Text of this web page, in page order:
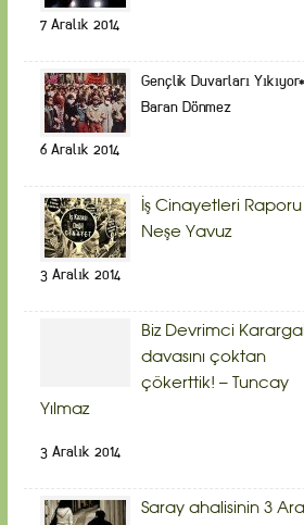
7 Aralık 2014
Gençlik Duvarları
Baran Dönmez
6 Aralık 2014
İş Cinayetleri Raporu
Neşe Yavuz
3 Aralık 2014
Biz Devrimci
davasını çoktan
çökerttik! – Tuncay
Yılmaz
3 Aralık 2014
Saray ahalisinin 3